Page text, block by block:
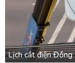
Lịch cắt điện